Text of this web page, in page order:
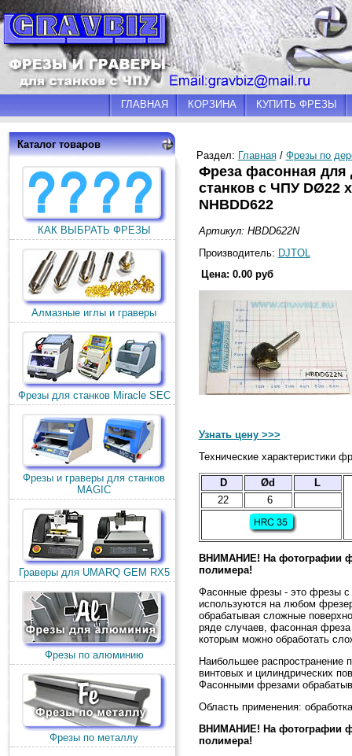
ГЛАВНАЯ КОРЗИНА КУПИТЬ ФРЕЗЫ
Каталог товаров
КАК ВЫБРАТЬ ФРЕЗЫ
Алмазные иглы и граверы
Фрезы для станков Miracle SEC
Фрезы и граверы для станков
MAGIC
Граверы для UMARQ GEM RX5
Фрезы по алюминию
Фрезы по металлу
Раздел: Главная/ Фрезы по
Фреза фасонная
станков с ЧПУ DØ22
NHBDD622
Артикул: HBDD622N
Производитель: DJTOL
Цена: 0.00 руб
Узнать цену >>>
Технические характеристики
D Ød
L
22
6
ВНИМАНИЕ! На фотографии
полимера!
Фасонные фрезы - это фрезы
используются на любом
обрабатывая сложные
ряде случаев, фасонная
которым можно обработать
Наибольшее распространение
винтовых и цилиндрических
Фасонными фрезами
Область применения:
ВНИМАНИЕ! На фотографии
полимера!